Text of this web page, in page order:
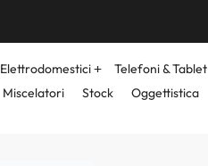
Elettrodomestici Telefoni & Tablet
Miscelatori Stock Oggettistica